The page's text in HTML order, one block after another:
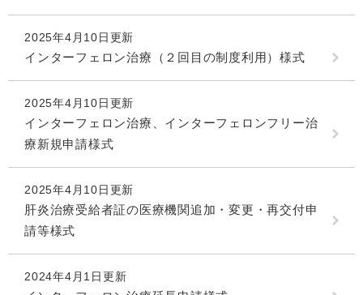
2025年4月10日更新
インターフェロン治療（２回目の制度利用）様式
2025年4月10日更新
インターフェロン治療、インターフェロンフリー治
療新規申請様式
2025年4月10日更新
肝炎治療受給者証の医療機関追加・変更・再交付申
請等様式
2024年4月1日更新